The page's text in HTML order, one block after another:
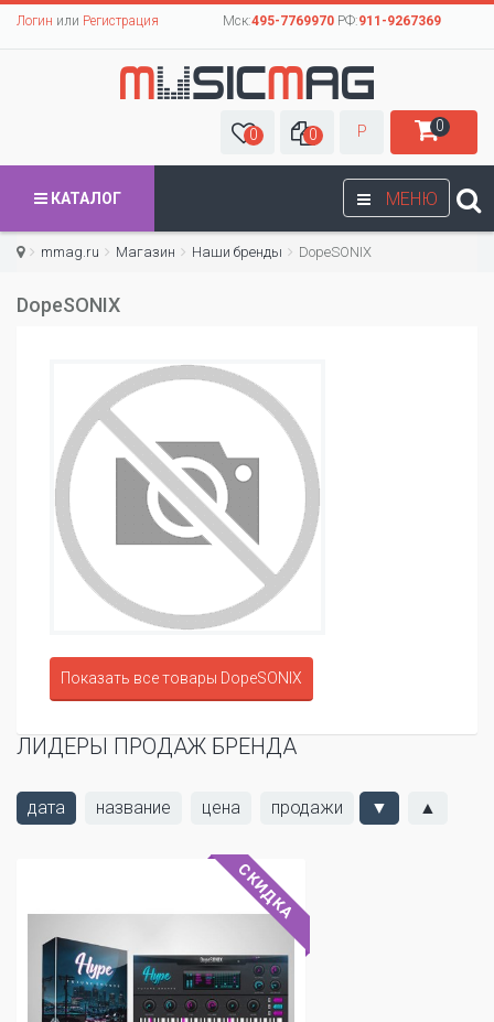
Логин или Регистрация Мск:495-7769970РФ:911-9267369
0 0 Р 0
МЕНЮ
КАТАЛОГ
mmag.ru Магазин Наши бренды DopeSONIX
DopeSONIX
Показать все товары DopeSONIX
ЛИДЕРЫ ПРОДАЖ БРЕНДА
дата название цена продажи ▼ ▲
СКИДКА